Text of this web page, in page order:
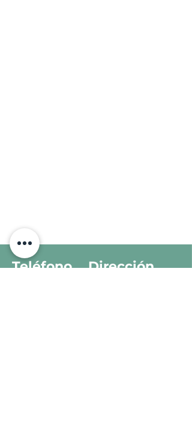
Teléfono Dirección